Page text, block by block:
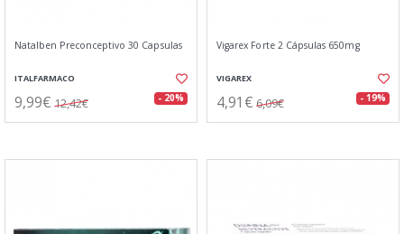
Natalben Preconceptivo 30 Capsulas
ITALFARMACO
9,99€ 12,42€ - 20%
Vigarex Forte 2 Cápsulas 650mg
VIGAREX
4,91€ 6,09€ - 19%